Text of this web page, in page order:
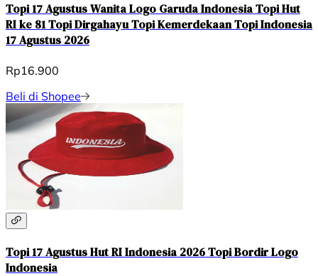
Topi 17 Agustus Wanita Logo Garuda Indonesia Topi Hut
RI ke 81 Topi Dirgahayu Topi Kemerdekaan Topi Indonesia
17 Agustus 2026
Rp16.900
Beli di Shopee
Topi 17 Agustus Hut RI Indonesia 2026 Topi Bordir Logo
Indonesia